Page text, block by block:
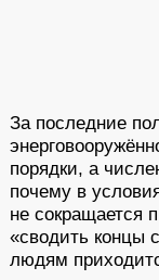
За последние
порядки, а
почему в
не сокращается
«сводить концы
людям